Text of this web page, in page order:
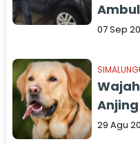
07 Sep
29 Agu